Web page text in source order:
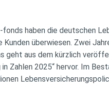
fonds haben die deutschen
Kunden überwiesen. Zwei
geht aus dem kürzlich
Zahlen 2025“ hervor. Im